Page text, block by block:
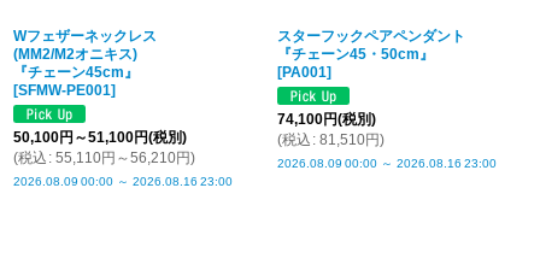
Wフェザーネックレス
(MM2/M2オニキス)
『チェーン45cm』
[SFMW-PE001]
50,100円 ～51,100円(税別)
(税込 : 55,110円 ～56,210円)
2026.08.09 00:00 ～ 2026.08.16 23:00
スターフックペアペンダント
『チェーン45・50cm』
[PA001]
74,100円(税別)
(税込 : 81,510円)
2026.08.09 00:00 ～ 2026.08.16 23:00